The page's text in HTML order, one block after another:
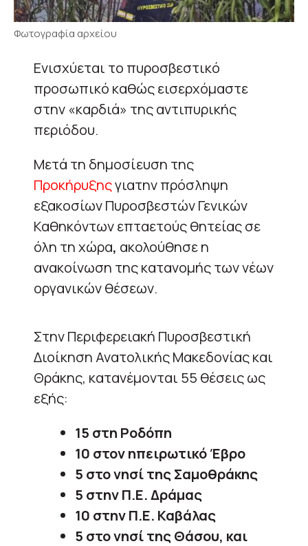
Φωτογραφία αρχείου
Ενισχύεται το πυροσβεστικό
προσωπικό καθώς εισερχόμαστε
στην «καρδιά» της αντιπυρικής
περιόδου.
Μετά τη δημοσίευση της
Προκήρυξηςγιατην πρόσληψη
εξακοσίων Πυροσβεστών Γενικών
Καθηκόντων επταετούς θητείας σε
όλη τη χώρα, ακολούθησε η
ανακοίνωση της κατανομής των νέων
οργανικών θέσεων.
Στην Περιφερειακή Πυροσβεστική
Διοίκηση Ανατολικής Μακεδονίας και
Θράκης, κατανέμονται 55 θέσεις ως
εξής:
15 στη Ροδόπη
10 στον ηπειρωτικό Έβρο
5 στο νησί της Σαμοθράκης
5 στην Π.Ε. Δράμας
10 στην Π.Ε. Καβάλας
5 στο νησί της Θάσου, και